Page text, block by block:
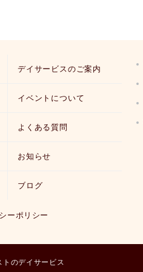
デイサービスのご案内
イベントについて
よくある質問
お知らせ
ブログ
ーポリシー
トのデイサービス